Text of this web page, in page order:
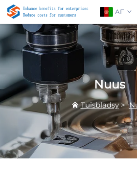
AF
Oor Ons
Produkte
FAQ
Nuus
Tuisbladsy>